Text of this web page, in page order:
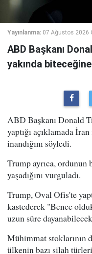
Yayınlanma: 07 Ağustos 2026
ABD Başkanı
yakında biteceğine
ABD Başkanı Donald
yaptığı açıklamada
inandığını söyledi.
Trump ayrıca, ordunun
yaşadığını vurguladı.
Trump, Oval Ofis'te
kastederek "Bence
uzun süre
Mühimmat stoklarının
ülkenin bazı silah